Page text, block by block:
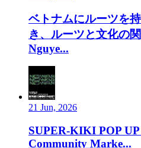
ベトナムにルーツを
き、ルーツと文化の
Nguye...
21 Jun, 2026
SUPER-KIKI POP
Community Marke...